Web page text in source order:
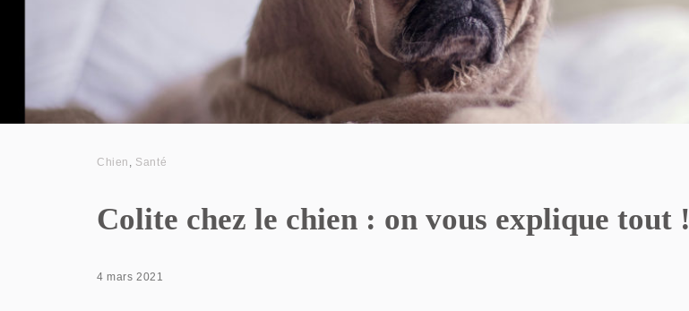
Chien , Santé
Colite chez le chien : on vous explique tout !
4 mars 2021